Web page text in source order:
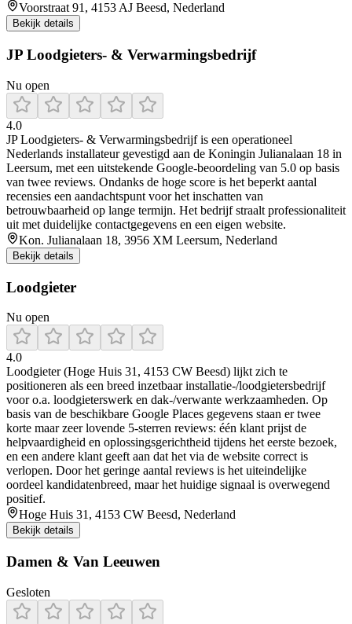
Voorstraat 91, 4153 AJ Beesd, Nederland
Bekijk details
JP Loodgieters- & Verwarmingsbedrijf
Nu open
4.0
JP Loodgieters‑ & Verwarmingsbedrijf is een operationeel
Nederlands installateur gevestigd aan de Koningin Julianalaan 18 in
Leersum, met een uitstekende Google‑beoordeling van 5.0 op basis
van twee reviews. Ondanks de hoge score is het beperkt aantal
recensies een aandachtspunt voor het inschatten van
betrouwbaarheid op lange termijn. Het bedrijf straalt professionaliteit
uit met duidelijke contactgegevens en een eigen website.
Kon. Julianalaan 18, 3956 XM Leersum, Nederland
Bekijk details
Loodgieter
Nu open
4.0
Loodgieter (Hoge Huis 31, 4153 CW Beesd) lijkt zich te
positioneren als een breed inzetbaar installatie-/loodgietersbedrijf
voor o.a. loodgieterswerk en dak-/verwante werkzaamheden. Op
basis van de beschikbare Google Places gegevens staan er twee
korte maar zeer lovende 5-sterren reviews: één klant prijst de
helpvaardigheid en oplossingsgerichtheid tijdens het eerste bezoek,
en een andere klant geeft aan dat het via de website correct is
verlopen. Door het geringe aantal reviews is het uiteindelijke
oordeel kandidatenbreed, maar het huidige signaal is overwegend
positief.
Hoge Huis 31, 4153 CW Beesd, Nederland
Bekijk details
Damen & Van Leeuwen
Gesloten